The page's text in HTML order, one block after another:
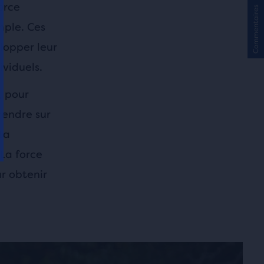
Ces
leur
pour
sur
force
obtenir
Commentaires